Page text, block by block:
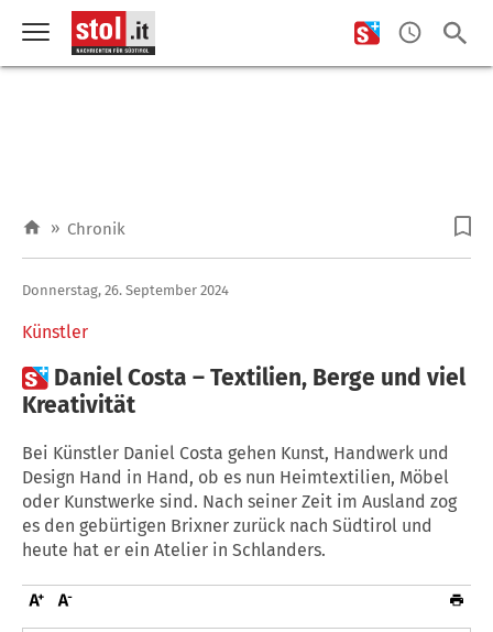
» Chronik
Künstler
Donnerstag, 26. September 2024
 Daniel Costa – Textilien, Berge und viel
Kreativität
Bei Künstler Daniel Costa gehen Kunst, Handwerk und
Design Hand in Hand, ob es nun Heimtextilien, Möbel
oder Kunstwerke sind. Nach seiner Zeit im Ausland zog
es den gebürtigen Brixner zurück nach Südtirol und
heute hat er ein Atelier in Schlanders.